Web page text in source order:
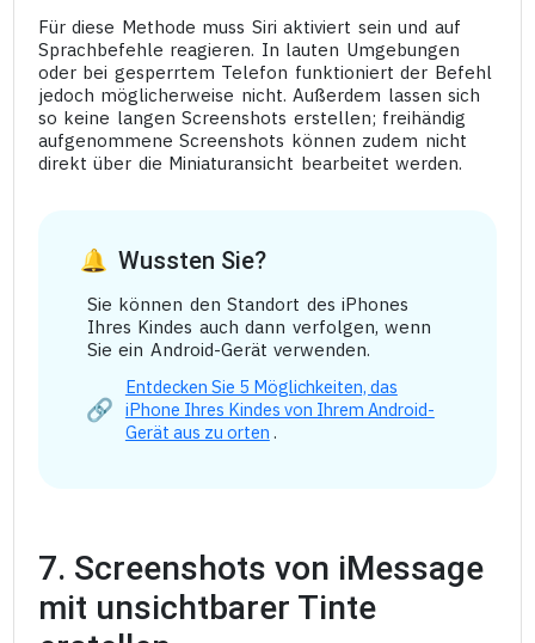
Für diese Methode muss Siri aktiviert sein und auf
Sprachbefehle reagieren. In lauten Umgebungen
oder bei gesperrtem Telefon funktioniert der Befehl
jedoch möglicherweise nicht. Außerdem lassen sich
so keine langen Screenshots erstellen; freihändig
aufgenommene Screenshots können zudem nicht
direkt über die Miniaturansicht bearbeitet werden.
Wussten Sie?
Sie können den Standort des iPhones
Ihres Kindes auch dann verfolgen, wenn
Sie ein Android-Gerät verwenden.
Entdecken Sie 5 Möglichkeiten, das
iPhone Ihres Kindes von Ihrem Android-
Gerät aus zu orten .
7. Screenshots von iMessage
mit unsichtbarer Tinte